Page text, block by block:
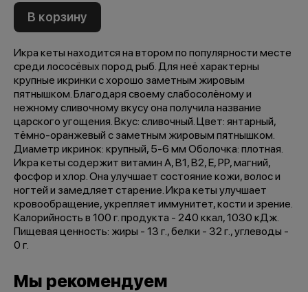
В корзину
Икра кеты находится на втором по популярности месте
среди лососёвых пород рыб. Для неё характерны
крупные икринки с хорошо заметным жировым
пятнышком. Благодаря своему слабосолёному и
нежному сливочному вкусу она получила название
царского угощения. Вкус: сливочный. Цвет: янтарный,
тёмно-оранжевый с заметным жировым пятнышком.
Диаметр икринок: крупный, 5-6 мм Оболочка: плотная.
Икра кеты содержит витамин A, B1, B2, E, PP, магний,
фосфор и хлор. Она улучшает состояние кожи, волос и
ногтей и замедляет старение. Икра кеты улучшает
кровообращение, укрепляет иммунитет, кости и зрение.
Калорийность в 100 г. продукта - 240 ккал, 1030 кДж.
Пищевая ценность: жиры - 13 г., белки - 32 г., углеводы -
0 г.
Мы рекомендуем